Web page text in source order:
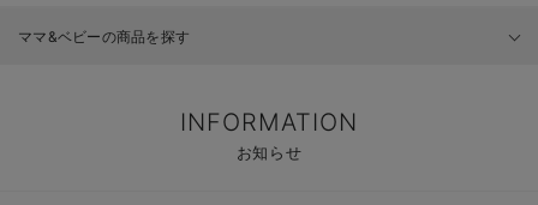
ママ&ベビーの商品を探す
INFORMATION
お知らせ